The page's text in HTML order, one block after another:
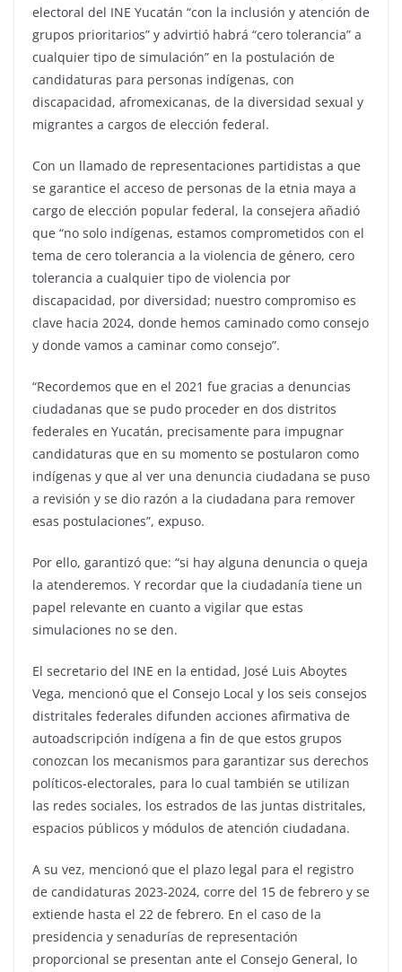
electoral del INE Yucatán “con la inclusión y atención de
grupos prioritarios” y advirtió habrá “cero tolerancia” a
cualquier tipo de simulación” en la postulación de
candidaturas para personas indígenas, con
discapacidad, afromexicanas, de la diversidad sexual y
migrantes a cargos de elección federal.
Con un llamado de representaciones partidistas a que
se garantice el acceso de personas de la etnia maya a
cargo de elección popular federal, la consejera añadió
que “no solo indígenas, estamos comprometidos con el
tema de cero tolerancia a la violencia de género, cero
tolerancia a cualquier tipo de violencia por
discapacidad, por diversidad; nuestro compromiso es
clave hacia 2024, donde hemos caminado como consejo
y donde vamos a caminar como consejo”.
“Recordemos que en el 2021 fue gracias a denuncias
ciudadanas que se pudo proceder en dos distritos
federales en Yucatán, precisamente para impugnar
candidaturas que en su momento se postularon como
indígenas y que al ver una denuncia ciudadana se puso
a revisión y se dio razón a la ciudadana para remover
esas postulaciones”, expuso.
Por ello, garantizó que: “si hay alguna denuncia o queja
la atenderemos. Y recordar que la ciudadanía tiene un
papel relevante en cuanto a vigilar que estas
simulaciones no se den.
El secretario del INE en la entidad, José Luis Aboytes
Vega, mencionó que el Consejo Local y los seis consejos
distritales federales difunden acciones afirmativa de
autoadscripción indígena a fin de que estos grupos
conozcan los mecanismos para garantizar sus derechos
políticos-electorales, para lo cual también se utilizan
las redes sociales, los estrados de las juntas distritales,
espacios públicos y módulos de atención ciudadana.
A su vez, mencionó que el plazo legal para el registro
de candidaturas 2023-2024, corre del 15 de febrero y se
extiende hasta el 22 de febrero. En el caso de la
presidencia y senadurías de representación
proporcional se presentan ante el Consejo General, lo